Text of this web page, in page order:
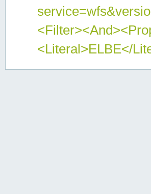
<Literal>ELBE</